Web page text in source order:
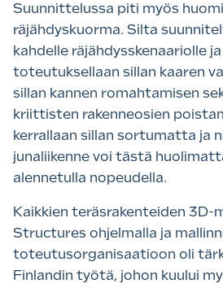
Suunnittelussa piti myös
räjähdyskuorma. Silta
kahdelle räjähdysskenaariolle
toteutuksellaan sillan kaaren
sillan kannen romahtamisen
kriittisten rakenneosien
kerrallaan sillan sortumatta ja
junaliikenne voi tästä
alennetulla nopeudella.
Kaikkien teräsrakenteiden 3D-
Structures ohjelmalla ja
toteutusorganisaatioon oli
Finlandin työtä, johon kuului